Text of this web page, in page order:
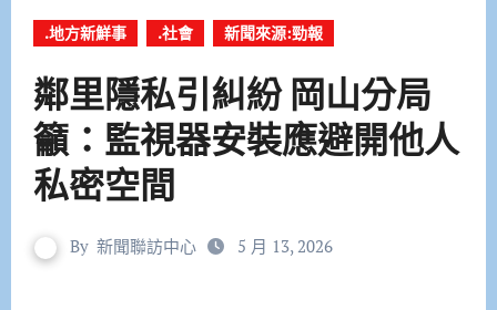
.地方新鮮事 .社會 新聞來源:勁報
鄰里隱私引糾紛 岡山分局
籲：監視器安裝應避開他人
私密空間
By 新聞聯訪中心 5 月 13, 2026